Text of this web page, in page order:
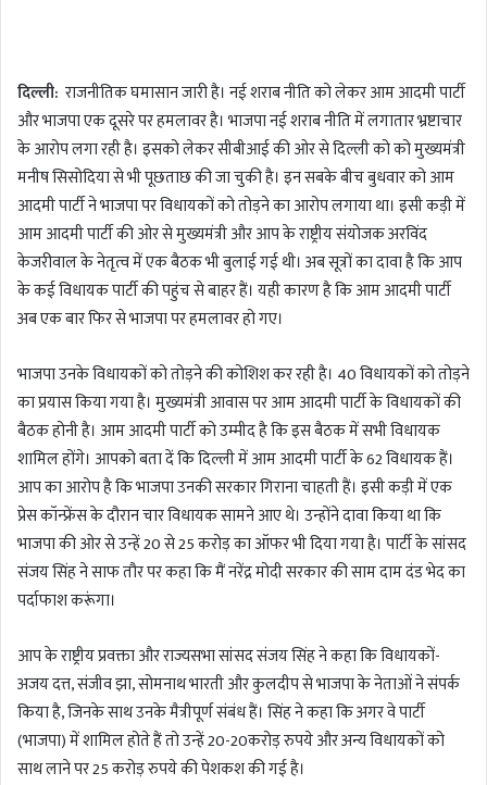
a
n
e
m
a
i
l
दिल्ली: राजनीतिक घमासान जारी है। नई शराब नीति को लेकर आम आदमी पार्टी
और भाजपा एक दूसरे पर हमलावर है। भाजपा नई शराब नीति में लगातार भ्रष्टाचार
के आरोप लगा रही है। इसको लेकर सीबीआई की ओर से दिल्ली को को मुख्यमंत्री
मनीष सिसोदिया से भी पूछताछ की जा चुकी है। इन सबके बीच बुधवार को आम
आदमी पार्टी ने भाजपा पर विधायकों को तोड़ने का आरोप लगाया था। इसी कड़ी में
आम आदमी पार्टी की ओर से मुख्यमंत्री और आप के राष्ट्रीय संयोजक अरविंद
केजरीवाल के नेतृत्व में एक बैठक भी बुलाई गई थी। अब सूत्रों का दावा है कि आप
के कई विधायक पार्टी की पहुंच से बाहर हैं। यही कारण है कि आम आदमी पार्टी
अब एक बार फिर से भाजपा पर हमलावर हो गए।
भाजपा उनके विधायकों को तोड़ने की कोशिश कर रही है। 40 विधायकों को तोड़ने
का प्रयास किया गया है। मुख्यमंत्री आवास पर आम आदमी पार्टी के विधायकों की
बैठक होनी है। आम आदमी पार्टी को उम्मीद है कि इस बैठक में सभी विधायक
शामिल होंगे। आपको बता दें कि दिल्ली में आम आदमी पार्टी के 62 विधायक हैं।
आप का आरोप है कि भाजपा उनकी सरकार गिराना चाहती हैं। इसी कड़ी में एक
प्रेस कॉन्फ्रेंस के दौरान चार विधायक सामने आए थे। उन्होंने दावा किया था कि
भाजपा की ओर से उन्हें 20 से 25 करोड़ का ऑफर भी दिया गया है। पार्टी के सांसद
संजय सिंह ने साफ तौर पर कहा कि मैं नरेंद्र मोदी सरकार की साम दाम दंड भेद का
पर्दाफाश करूंगा।
आप के राष्ट्रीय प्रवक्ता और राज्यसभा सांसद संजय सिंह ने कहा कि विधायकों-
अजय दत्त, संजीव झा, सोमनाथ भारती और कुलदीप से भाजपा के नेताओं ने संपर्क
किया है, जिनके साथ उनके मैत्रीपूर्ण संबंध हैं। सिंह ने कहा कि अगर वे पार्टी
(भाजपा) में शामिल होते हैं तो उन्हें 20-20करोड़ रुपये और अन्य विधायकों को
साथ लाने पर 25 करोड़ रुपये की पेशकश की गई है।